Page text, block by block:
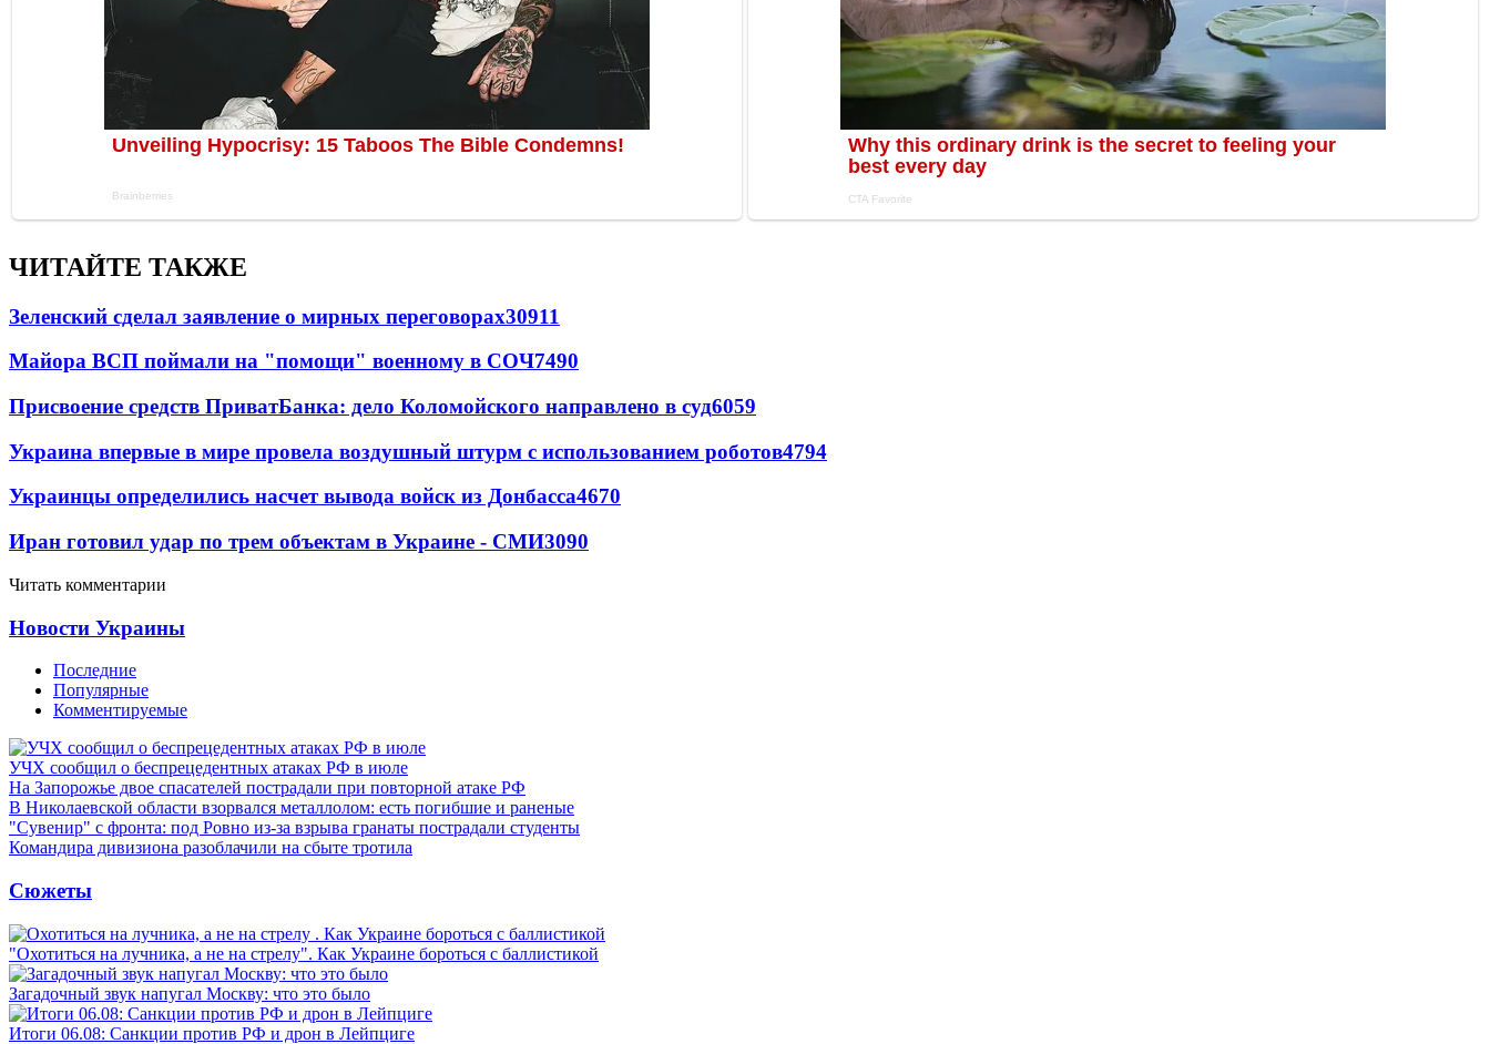
ЧИТАЙТЕ ТАКЖЕ
Зеленский сделал заявление о мирных переговорах30911
Майора ВСП поймали на "помощи" военному в СОЧ7490
Присвоение средств ПриватБанка: дело Коломойского направлено в суд6059
Украина впервые в мире провела воздушный штурм с использованием роботов4794
Украинцы определились насчет вывода войск из Донбасса4670
Иран готовил удар по трем объектам в Украине - СМИ3090
Читать комментарии
Новости Украины
Последние
Популярные
Комментируемые
УЧХ сообщил о беспрецедентных атаках РФ в июле
На Запорожье двое спасателей пострадали при повторной атаке РФ
В Николаевской области взорвался металлолом: есть погибшие и раненые
"Сувенир" с фронта: под Ровно из-за взрыва гранаты пострадали студенты
Командира дивизиона разоблачили на сбыте тротила
Сюжеты
"Охотиться на лучника, а не на стрелу". Как Украине бороться с баллистикой
Загадочный звук напугал Москву: что это было
Итоги 06.08: Санкции против РФ и дрон в Лейпциге